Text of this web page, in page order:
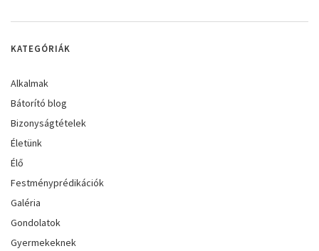
KATEGÓRIÁK
Alkalmak
Bátorító blog
Bizonyságtételek
Életünk
Élő
Festményprédikációk
Galéria
Gondolatok
Gyermekeknek